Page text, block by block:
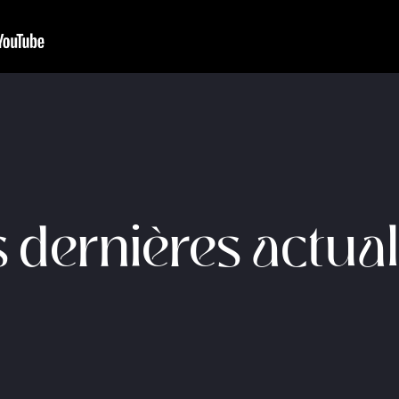
dernières